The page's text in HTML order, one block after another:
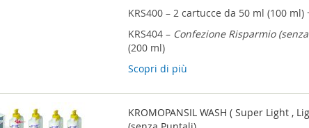
KRS400 – 2 cartucce da 50 ml (100
KRS404 – Confezione Risparmio
(200 ml)
Scopri di più
KROMOPANSIL WASH ( Super Light ,